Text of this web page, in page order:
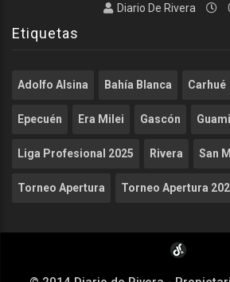
Diario De Rivera
Etiquetas
Adolfo Alsina Bahía Blanca Carhué
Epecuén Era Milei Gascón
Liga Profesional 2025 Rivera San
Torneo Apertura Torneo Apertura